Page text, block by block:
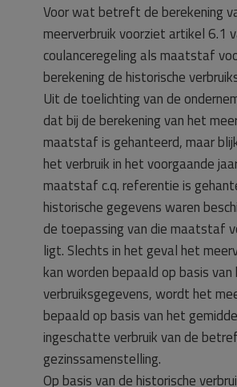
Voor wat betreft de berekening
meerverbruik voorziet artikel 6.1
coulanceregeling als maatstaf
berekening de historische
Uit de toelichting van de
dat bij de berekening van het
maatstaf is gehanteerd, maar
het verbruik in het voorgaande
maatstaf c.q. referentie is
historische gegevens waren
de toepassing van die maatstaf
ligt. Slechts in het geval het
kan worden bepaald op basis van
verbruiksgegevens, wordt het
bepaald op basis van het
ingeschatte verbruik van de
gezinssamenstelling.
Op basis van de historische